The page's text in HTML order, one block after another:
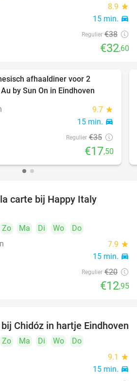
8.9 star
15 min. directions_car
Regulier €38
€32,60
afhaaldiner voor 2
by Sun On in Eindhoven
9.7 star
15 min. directions_car
Regulier €35
€17,50
carte bij Happy Italy
Zo Ma Di Wo
Do
7.9 star
15 min. directions_car
Regulier €20
€12,95
36%
Chidóz in hartje Eindhoven
Zo Ma Di Wo
Do
9.1 star
15 min. directions_car